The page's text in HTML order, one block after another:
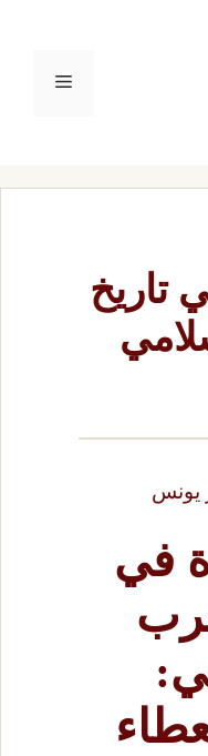
القائمة
تاريخ
يونس
في